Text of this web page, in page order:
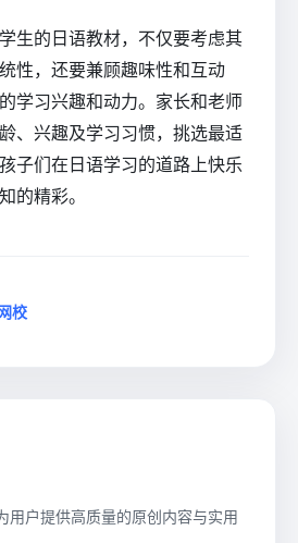
生的日语教材，不仅要考虑其
性，还要兼顾趣味性和互动
学习兴趣和动力。家长和老师
、兴趣及学习习惯，挑选最适
子们在日语学习的道路上快乐
的精彩。
校
用户提供高质量的原创内容与实用